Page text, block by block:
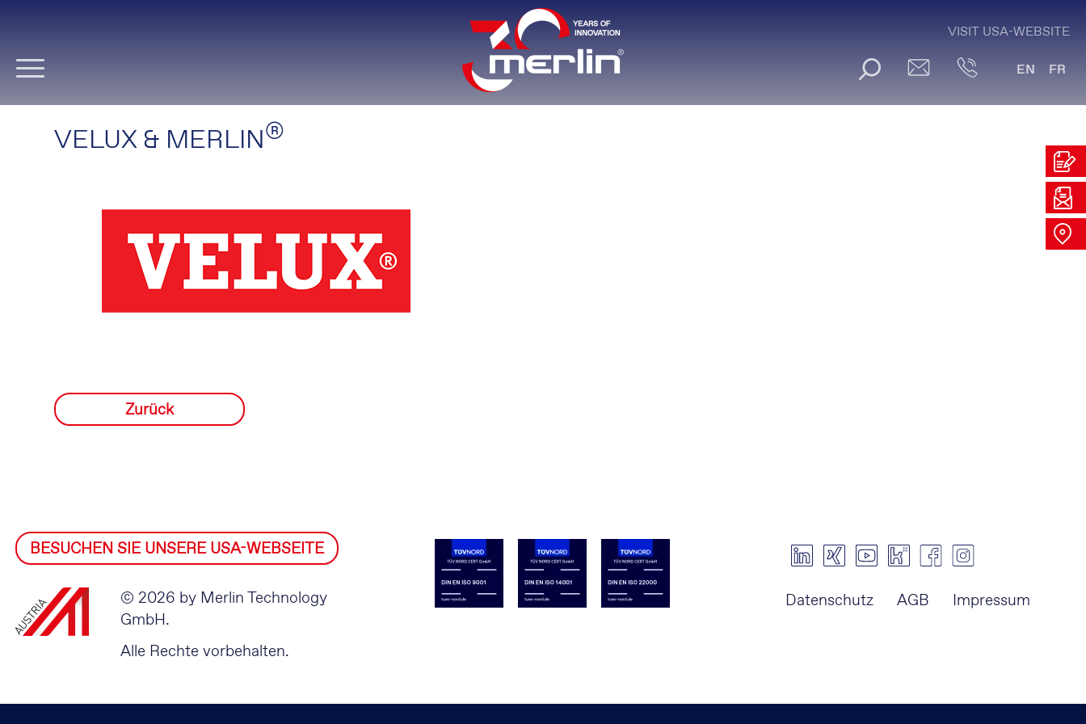
VISIT USA-WEBSITE
EN FR
VELUX & MERLIN®
Zurück
BESUCHEN SIE UNSERE USA-WEBSEITE
© 2026 by Merlin Technology
GmbH.
Alle Rechte vorbehalten.
Navigation
Datenschutz AGB Impressum